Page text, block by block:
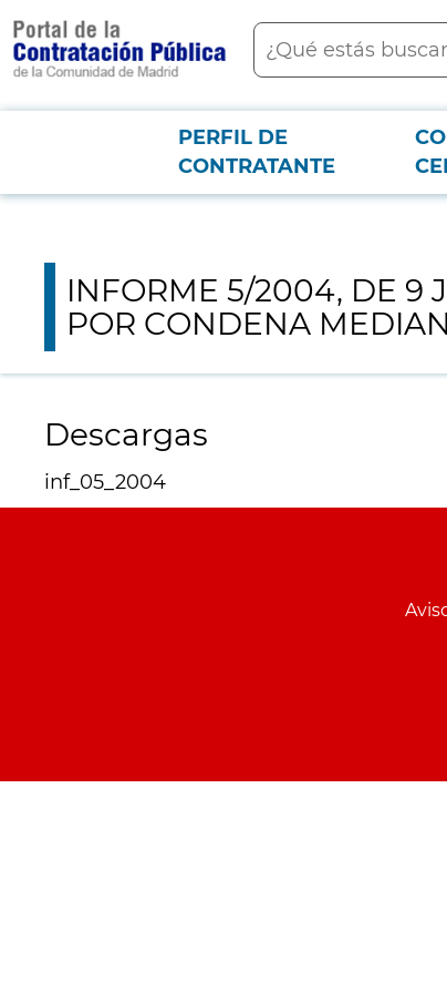
contenido
principal
Buscar
Menú PCONPERFIL DE
CONTRATANTE
INFORME 5/2004, DE 9 JUNIO, SOBRE
INFORME 5/2004, DE 9
POR CONDENA
Descargas
inf_05_2004